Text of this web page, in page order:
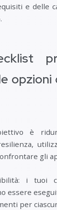
e delle
opzioni
è
gli
i tuoi
essere
per